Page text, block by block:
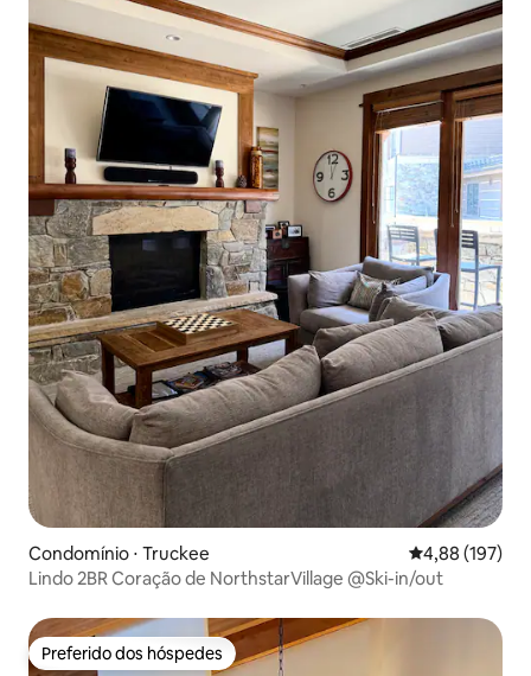
Condomínio ⋅ Truckee 4,88 de uma
4,88 (197)
Lindo 2BR Coração de NorthstarVillage @Ski-in/out
Preferido dos hóspedes
Preferido dos hóspedes